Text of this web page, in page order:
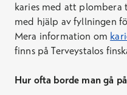
karies med att plombera
med hjälp av fyllningen
Mera information om
finns på Terveystalos
Hur ofta borde man gå